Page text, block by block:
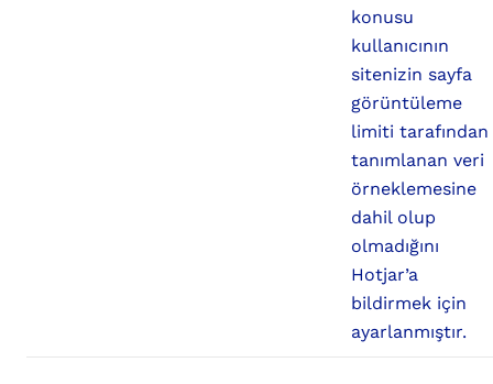
konusu
kullanıcının
sitenizin sayfa
görüntüleme
limiti tarafından
tanımlanan veri
örneklemesine
dahil olup
olmadığını
Hotjar’a
bildirmek için
ayarlanmıştır.